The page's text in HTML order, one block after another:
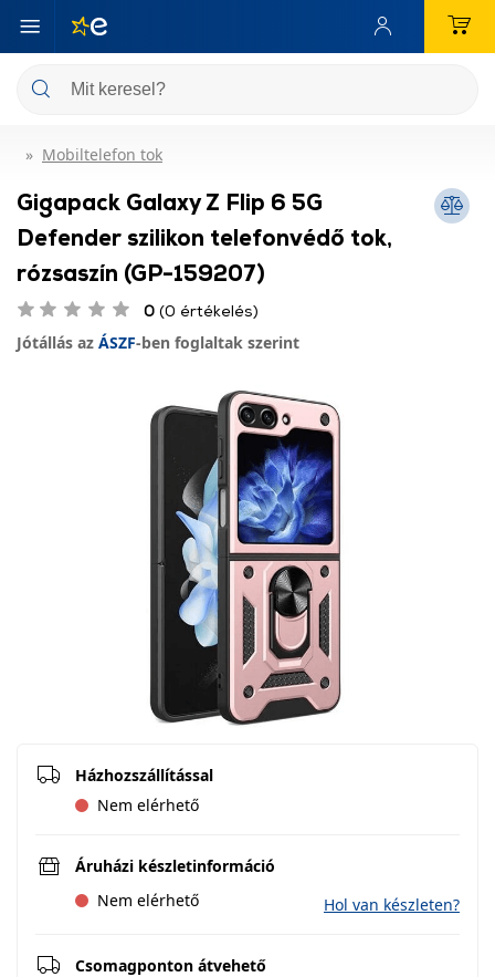
Mobiltelefon tok
Gigapack Galaxy Z Flip 6 5G
Defender szilikon telefonvédő tok,
rózsaszín (GP-159207)
0 (0 értékelés)
Jótállás az ÁSZF-ben foglaltak szerint
Házhozszállítással
Nem elérhető
Áruházi készletinformáció
Nem elérhető
Hol van készleten?
Csomagponton átvehető